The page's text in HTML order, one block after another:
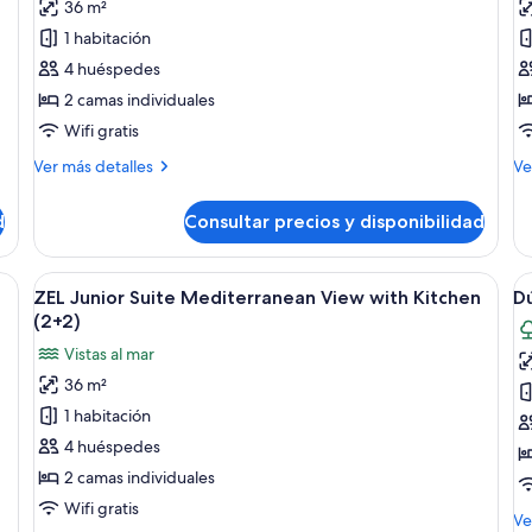
fotos
de
Suite
junior,
cocina,
al
36 m²
1 habitación
4 huéspedes
2 camas individuales
Wifi gratis
Ver más detalles
Más
junior,
cocina,
vistas
al
jardín
(ZEL,2+2)
Consultar precios y disponibilidad
al
balcón, sofá, mesa de comedor y vista al mar.
Abrir
todas
las
fotos
de
ZEL
Junior
Suite
Mediterranean
Un balcón con vista a un paisaje
15
ZEL Junior Suite Mediterranean View with Kitchen
(2+2)
Vistas al mar
36 m²
1 habitación
4 huéspedes
2 camas individuales
Wifi gratis
3